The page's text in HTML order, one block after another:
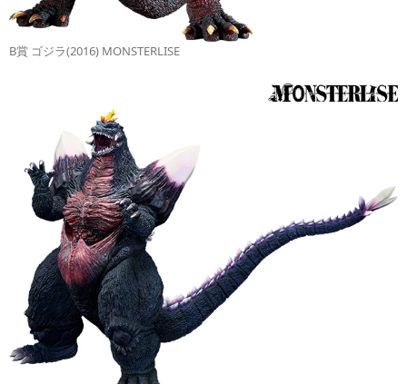
B賞 ゴジラ(2016) MONSTERLISE